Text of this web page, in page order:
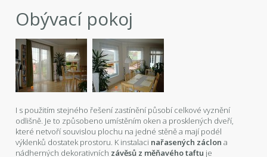
Obývací pokoj
I s použitím stejného řešení zastínění působí celkové vyznění
odlišně. Je to způsobeno umístěním oken a prosklených dveří,
které netvoří souvislou plochu na jedné stěně a mají podél
výklenků dostatek prostoru. K instalaci nařasených záclona
nádherných dekorativních závěsů z měňavého taftu je